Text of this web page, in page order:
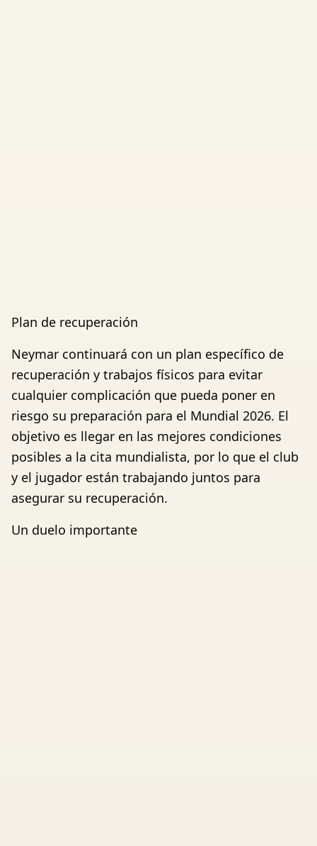
Plan de recuperación
Neymar continuará con un plan específico de
recuperación y trabajos físicos para evitar
cualquier complicación que pueda poner en
riesgo su preparación para el Mundial 2026. El
objetivo es llegar en las mejores condiciones
posibles a la cita mundialista, por lo que el club
y el jugador están trabajando juntos para
asegurar su recuperación.
Un duelo importante